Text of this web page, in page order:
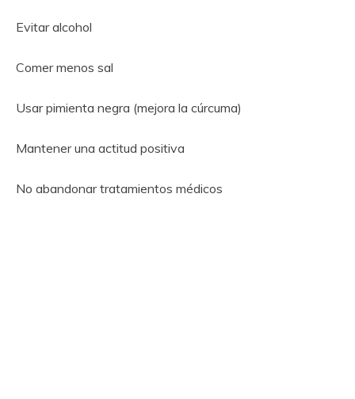
Evitar alcohol
Comer menos sal
Usar pimienta negra (mejora la cúrcuma)
Mantener una actitud positiva
No abandonar tratamientos médicos